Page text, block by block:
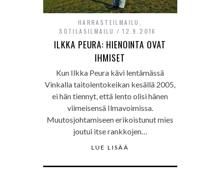
HARRASTEILMAILU
SOTILASILMAILU
12.9.2016
ILKKA PEURA: HIENOINTA OVAT
IHMISET
Kun Ilkka Peura kävi lentämässä
Vinkalla taitolentokeikan kesällä 2005,
ei hän tiennyt, että lento olisi hänen
viimeisensä Ilmavoimissa.
Muutosjohtamiseen erikoistunut mies
joutui itse rankkojen…
LUE LISÄÄ